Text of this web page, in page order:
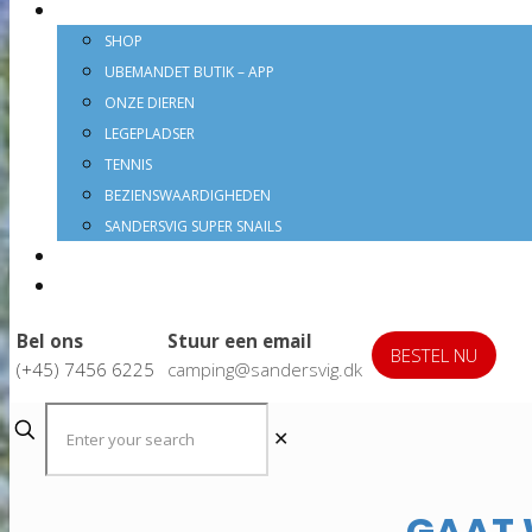
SHOP
UBEMANDET BUTIK – APP
ONZE DIEREN
LEGEPLADSER
TENNIS
BEZIENSWAARDIGHEDEN
SANDERSVIG SUPER SNAILS
Bel ons
(+45) 7456 6225
Stuur een email
camping@sandersvig.dk
BESTEL NU
✕